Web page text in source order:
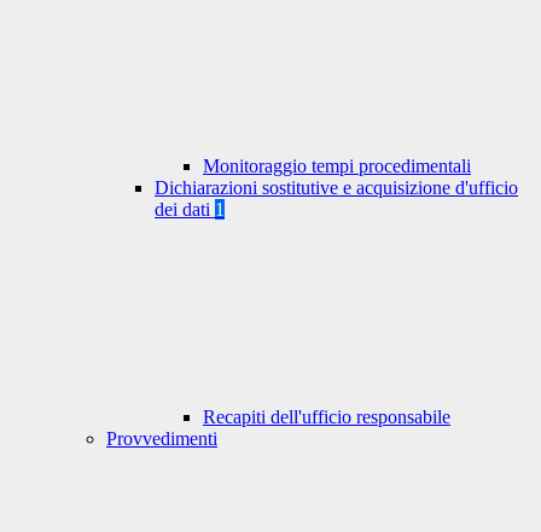
Monitoraggio tempi procedimentali
Dichiarazioni sostitutive e acquisizione d'ufficio
dei dati 1
Recapiti dell'ufficio responsabile
Provvedimenti